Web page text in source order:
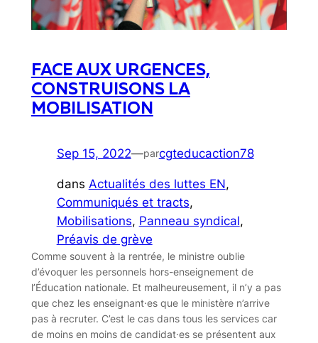
FACE AUX URGENCES,
CONSTRUISONS LA
MOBILISATION
Sep 15, 2022—parcgteducaction78
dans Actualités des luttes EN
Communiqués et tracts
Mobilisations, Panneau syndical
Préavis de grève
Comme souvent à la rentrée, le ministre oublie
d’évoquer les personnels hors-enseignement de
l’Éducation nationale. Et malheureusement, il n’y a pas
que chez les enseignant·es que le ministère n’arrive
pas à recruter. C’est le cas dans tous les services car
de moins en moins de candidat·es se présentent aux